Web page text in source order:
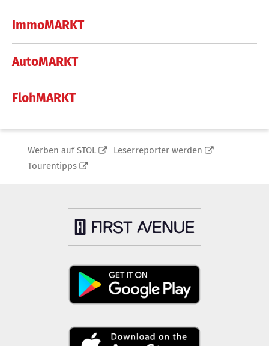
ImmoMARKT
AutoMARKT
FlohMARKT
Werben auf STOL
Leserreporter werden
Tourentipps